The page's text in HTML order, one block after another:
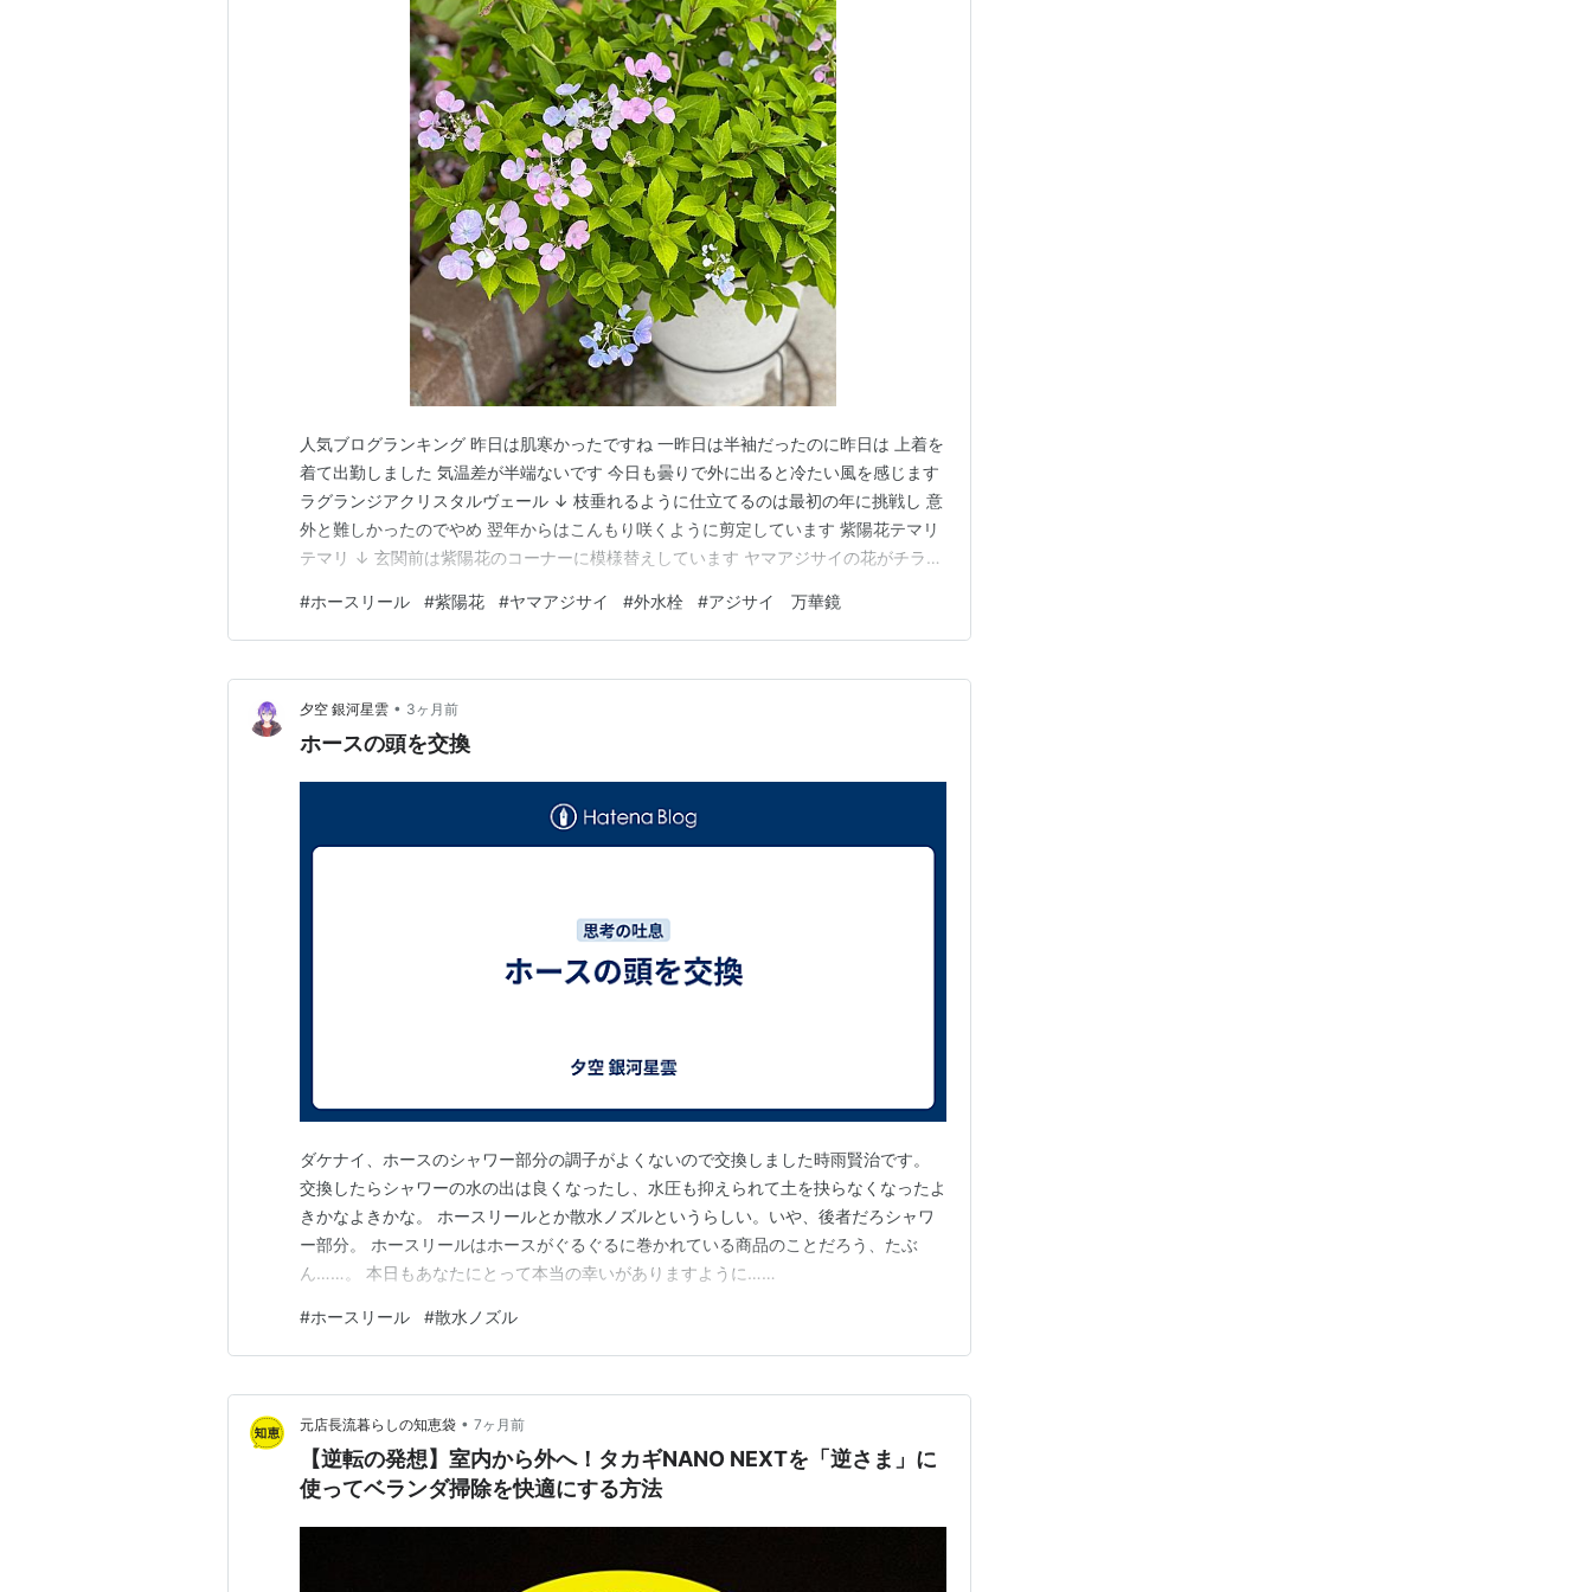
人気ブログランキング 昨日は肌寒かったですね 一昨日は半袖だったのに昨日は 上着を
着て出勤しました 気温差が半端ないです 今日も曇りで外に出ると冷たい風を感じます
ラグランジアクリスタルヴェール ↓ 枝垂れるように仕立てるのは最初の年に挑戦し 意
外と難しかったのでやめ 翌年からはこんもり咲くように剪定しています 紫陽花テマリ
テマリ ↓ 玄関前は紫陽花のコーナーに模様替えしています ヤマアジサイの花がチラッ
ない万華鏡は ↓ 曇りや雨の日だけ表に出しています ヒューケレラのピンクの花が可愛
い ↓ 写真に撮るとそうで…
#ホースリール #紫陽花 #ヤマアジサイ #外水栓 #アジサイ 万華鏡
夕空 銀河星雲 • 3ヶ月前
ホースの頭を交換
ダケナイ、ホースのシャワー部分の調子がよくないので交換しました時雨賢治です。
交換したらシャワーの水の出は良くなったし、水圧も抑えられて土を抉らなくなったよ
きかなよきかな。 ホースリールとか散水ノズルというらしい。いや、後者だろシャワ
ー部分。 ホースリールはホースがぐるぐるに巻かれている商品のことだろう、たぶ
ん……。 本日もあなたにとって本当の幸いがありますように……
#ホースリール #散水ノズル
元店長流暮らしの知恵袋 • 7ヶ月前
【逆転の発想】室内から外へ！タカギNANO NEXTを「逆さま」に
使ってベランダ掃除を快適にする方法